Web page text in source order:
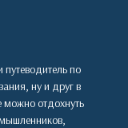
путеводитель по
ну и друг в
можно отдохнуть